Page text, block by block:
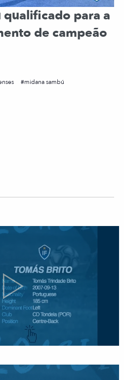
qualificado para a
de campeão
midana sambú